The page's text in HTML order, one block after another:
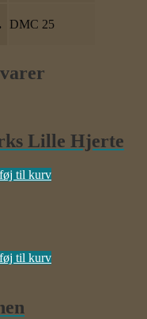
DMC 25
Lille Hjerte
til kurv
til kurv